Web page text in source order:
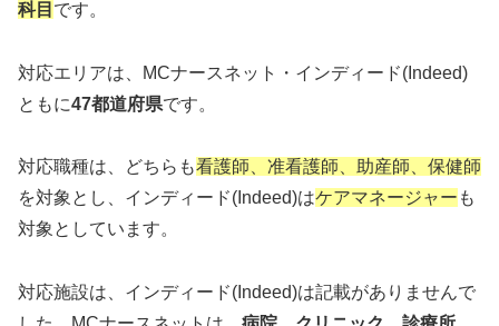
科目 です。
対応エリアは、MCナースネット・インディード(Indeed)
ともに47都道府県です。
対応職種は、どちらも看護師、准看護師、助産師、保健師
を対象とし、インディード(Indeed)はケアマネージャー も
対象としています。
対応施設は、インディード(Indeed)は記載がありませんで